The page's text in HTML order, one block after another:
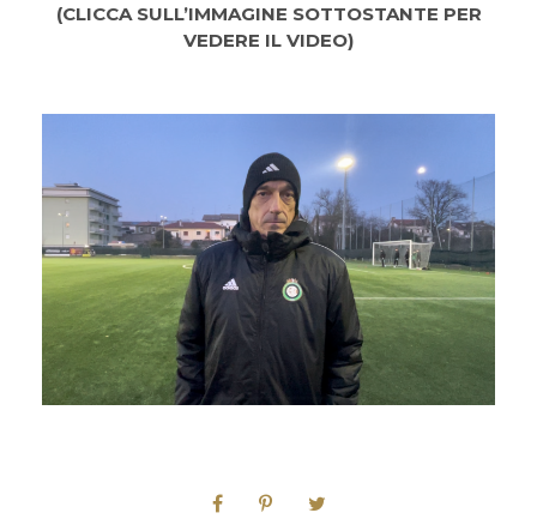
(CLICCA SULL’IMMAGINE SOTTOSTANTE PER
VEDERE IL VIDEO)